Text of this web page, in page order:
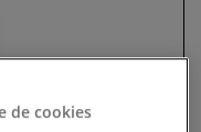
de cookies